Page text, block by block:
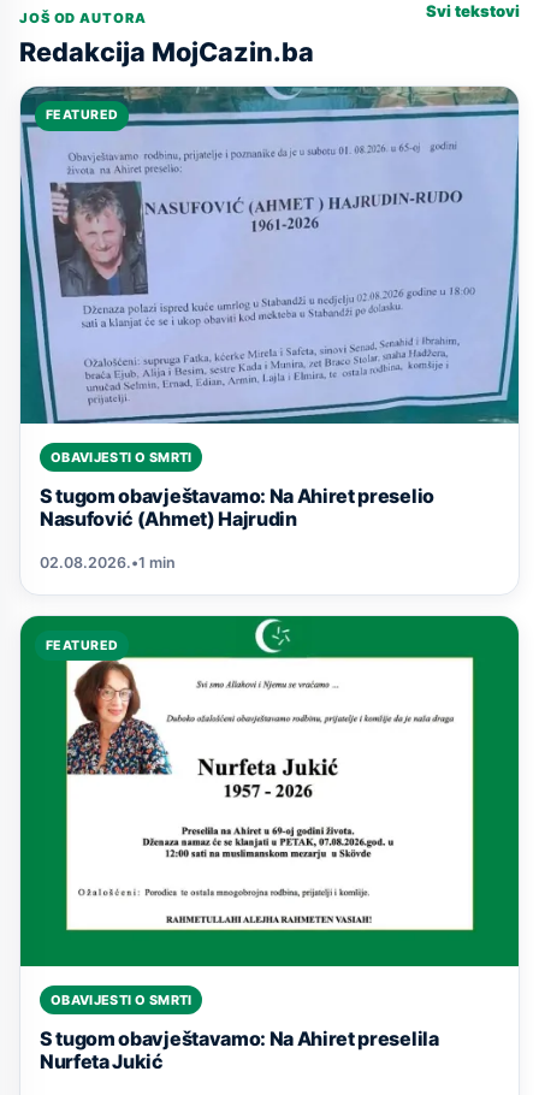
JOŠ OD AUTORA
Redakcija MojCazin.ba
Svi tekstovi
FEATURED
OBAVIJESTI O SMRTI
S tugom obavještavamo: Na Ahiret preselio
Nasufović (Ahmet) Hajrudin
02.08.2026.•1 min
FEATURED
OBAVIJESTI O SMRTI
S tugom obavještavamo: Na Ahiret preselila
Nurfeta Jukić